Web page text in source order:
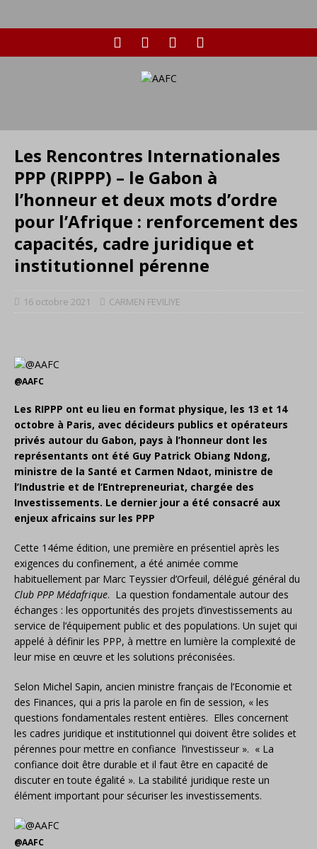
Les Rencontres Internationales
PPP (RIPPP) – le Gabon à
l’honneur et deux mots d’ordre
pour l’Afrique : renforcement des
capacités, cadre juridique et
institutionnel pérenne
16 octobre 2021 CARMEN FEVILIYE
@AAFC
Les RIPPP ont eu lieu en format physique, les 13 et 14
octobre à Paris, avec décideurs publics et opérateurs
privés autour du Gabon, pays à l’honneur dont les
représentants ont été Guy Patrick Obiang Ndong,
ministre de la Santé et Carmen Ndaot, ministre de
l’Industrie et de l’Entrepreneuriat, chargée des
Investissements. Le dernier jour a été consacré aux
enjeux africains sur les PPP
Cette 14éme édition, une première en présentiel après les
exigences du confinement, a été animée comme
habituellement par Marc Teyssier d’Orfeuil, délégué général du
Club PPP Médafrique. La question fondamentale autour des
échanges : les opportunités des projets d’investissements au
service de l’équipement public et des populations. Un sujet qui
appelé à définir les PPP, à mettre en lumière la complexité de
leur mise en œuvre et les solutions préconisées.
Selon Michel Sapin, ancien ministre français de l’Economie et
des Finances, qui a pris la parole en fin de session, « les
questions fondamentales restent entières. Elles concernent
les cadres juridique et institutionnel qui doivent être solides et
pérennes pour mettre en confiance l’investisseur ». « La
confiance doit être durable et il faut être en capacité de
discuter en toute égalité ». La stabilité juridique reste un
élément important pour sécuriser les investissements.
@AAFC